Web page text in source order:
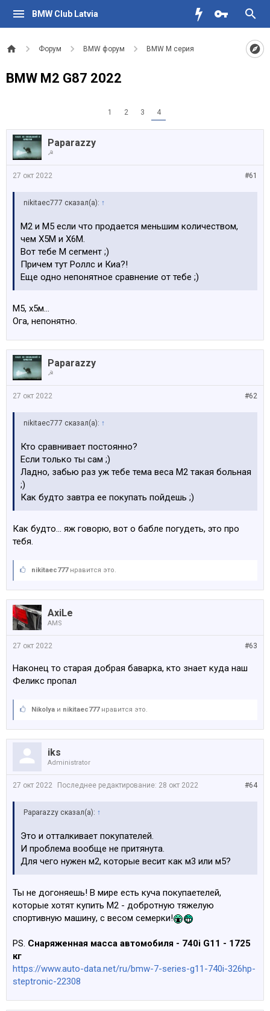
BMW Club Latvia
Форум BMW форум BMW M серия
BMW M2 G87 2022
1 2 3 4
Paparazzy
☭
#61
27 окт 2022
nikitaec777 сказал(а): ↑
M2 и М5 если что продается меньшим количеством,
чем Х5М и Х6М.
Вот тебе М сегмент ;)
Причем тут Роллс и Киа?!
Еще одно непонятное сравнение от тебе ;)
М5, х5м…
Ога, непонятно.
Paparazzy
☭
#62
27 окт 2022
nikitaec777 сказал(а): ↑
Кто сравнивает постоянно?
Если только ты сам ;)
Ладно, забью раз уж тебе тема веса М2 такая больная
;)
Как будто завтра ее покупать пойдешь ;)
Как будто… яж говорю, вот о бабле погудеть, это про
тебя.
nikitaec777нравится это.
AxiLe
AMS
#63
27 окт 2022
Наконец то старая добрая баварка, кто знает куда наш
Феликс пропал
Nikolya и nikitaec777нравится это.
iks
Administrator
#64
27 окт 2022 Последнее редактирование: 28 окт 2022
Paparazzy сказал(а): ↑
Это и отталкивает покупателей.
И проблема вообще не притянута.
Для чего нужен м2, которые весит как м3 или м5?
Ты не догоняешь! В мире есть куча покупаетелей,
которые хотят купить М2 - добротную тяжелую
спортивную машину, с весом семерки!
PS. Снаряженная масса автомобиля - 740i G11 - 1725
кг
https://www.auto-data.net/ru/bmw-7-series-g11-740i-326hp-
steptronic-22308